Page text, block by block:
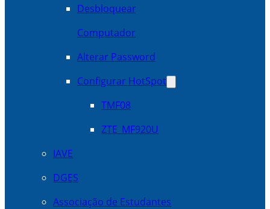
Desbloquear
Computador
Alterar Password
Configurar HotSpot
TMF08
ZTE_MF920U
IAVE
DGES
Associação de Estudantes